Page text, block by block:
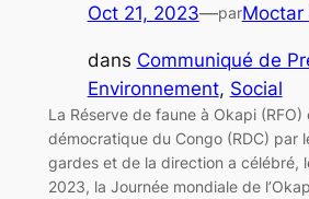
Oct 21, 2023—parMoctar
dans Communiqué de
Environnement, Social
La Réserve de faune à Okapi (RFO)
démocratique du Congo (RDC) par
gardes et de la direction a célébré,
2023, la Journée mondiale de